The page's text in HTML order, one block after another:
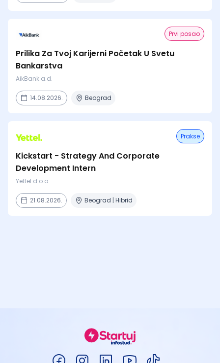
Prvi posao
Prilika Za Tvoj Karijerni Početak U Svetu
Bankarstva
AikBank a.d.
14.08.2026. Beograd
Prakse
Kickstart - Strategy And Corporate
Development Intern
Yettel d.o.o.
21.08.2026. Beograd | Hibrid